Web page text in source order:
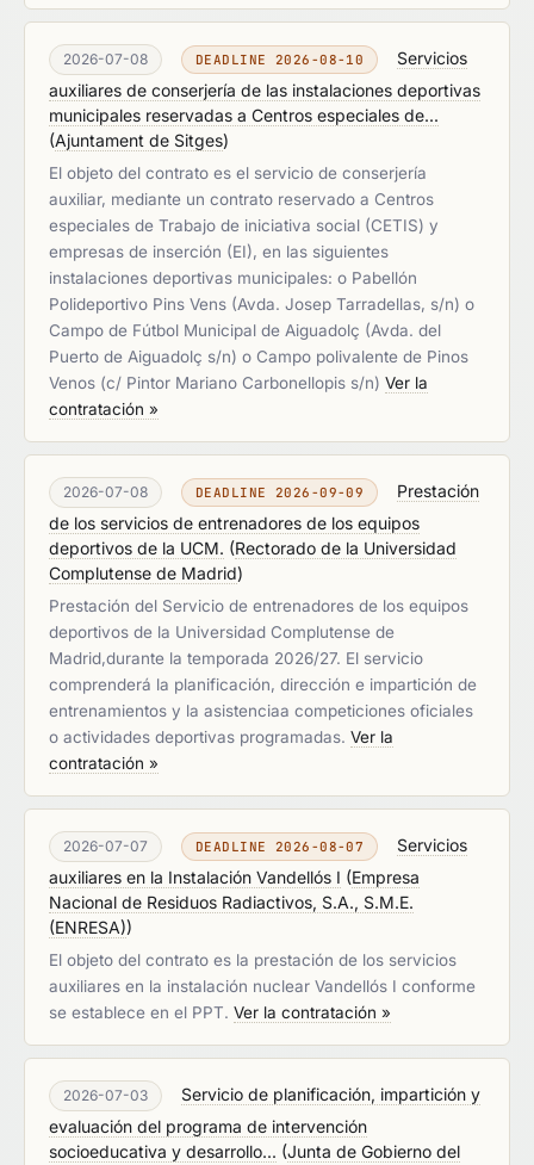
2026-07-08 DEADLINE 2026-08-10
Servicios
auxiliares de conserjería de las instalaciones deportivas
municipales reservadas a Centros especiales de...
(Ajuntament de Sitges)
El objeto del contrato es el servicio de conserjería
auxiliar, mediante un contrato reservado a Centros
especiales de Trabajo de iniciativa social (CETIS) y
empresas de inserción (EI), en las siguientes
instalaciones deportivas municipales: o Pabellón
Polideportivo Pins Vens (Avda. Josep Tarradellas, s/n) o
Campo de Fútbol Municipal de Aiguadolç (Avda. del
Puerto de Aiguadolç s/n) o Campo polivalente de Pinos
Venos (c/ Pintor Mariano Carbonellopis s/n) Ver la
contratación »
2026-07-08 DEADLINE 2026-09-09
Prestación
de los servicios de entrenadores de los equipos
deportivos de la UCM. (Rectorado de la Universidad
Complutense de Madrid)
Prestación del Servicio de entrenadores de los equipos
deportivos de la Universidad Complutense de
Madrid,durante la temporada 2026/27. El servicio
comprenderá la planificación, dirección e impartición de
entrenamientos y la asistenciaa competiciones oficiales
o actividades deportivas programadas. Ver la
contratación »
2026-07-07 DEADLINE 2026-08-07
Servicios
auxiliares en la Instalación Vandellós I (Empresa
Nacional de Residuos Radiactivos, S.A., S.M.E.
(ENRESA))
El objeto del contrato es la prestación de los servicios
auxiliares en la instalación nuclear Vandellós I conforme
se establece en el PPT. Ver la contratación »
2026-07-03
Servicio de planificación, impartición y
evaluación del programa de intervención
socioeducativa y desarrollo... (Junta de Gobierno del